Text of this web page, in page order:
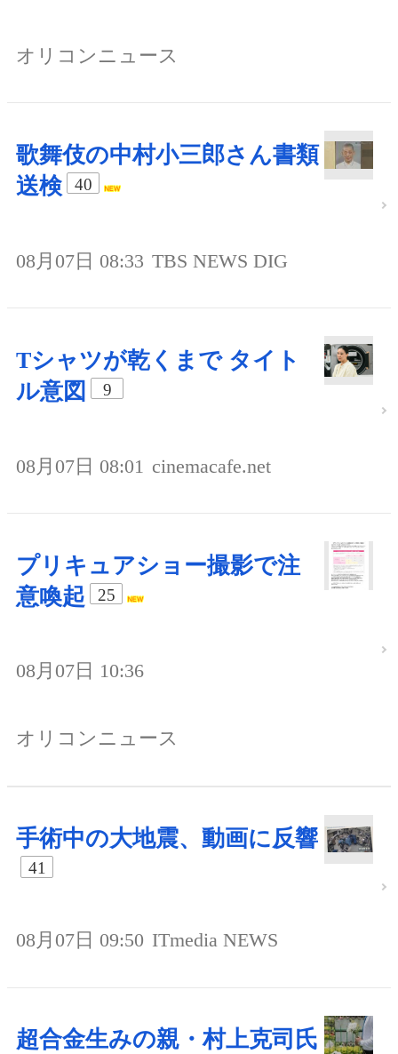
オリコンニュース
歌舞伎の中村小三郎さん書類
送検
40
08月07日 08:33 TBS NEWS DIG
Tシャツが乾くまで タイト
ル意図
9
08月07日 08:01 cinemacafe.net
プリキュアショー撮影で注
意喚起
25
08月07日 10:36
オリコンニュース
手術中の大地震、動画に反響
41
08月07日 09:50 ITmedia NEWS
超合金生みの親・村上克司氏